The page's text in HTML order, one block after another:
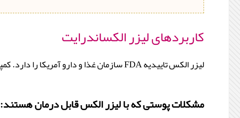
کاربردهای لیزر الکساندرایت
لیزر الکس تاییدیه FDA سازمان غذا و دارو آمریکا را دارد. کمپانی تولید کننده لیزر الکساندرایت در آمریکا با نام سایناشور این دستگاه‏ ها را به تمامی دنیا صادر می ‏کند.
مشکلات پوستی که با لیزر الکس قابل درمان هستند: